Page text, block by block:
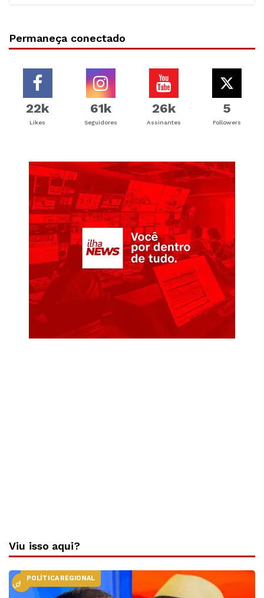
Permaneça conectado
22k
Likes
61k
Seguidores
26k
Assinantes
5
Followers
Viu isso aqui?
LOCALPOLÍTICA REGIONAL